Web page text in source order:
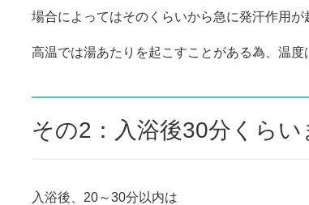
場合によってはそのくらいから急に発汗作用が
高温では湯あたりを起こすことがある為、温度
その2：入浴後30分くら
入浴後、20～30分以内は